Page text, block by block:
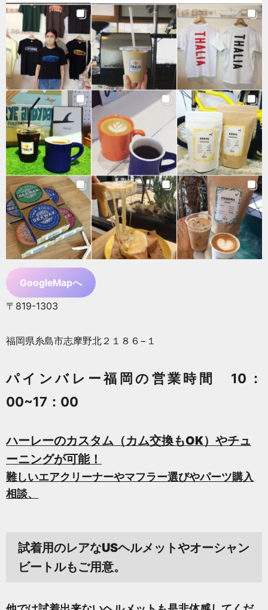
GoogleMapへ
〒819-1303
福岡県糸島市志摩野北２１８６−１
パインバレー福岡の営業時間 10：
00~17：00
ハーレーのカスタム（カム交換もOK）やチュ
ーニングが可能！
難しいエアクリーナーやマフラー選びやパーツ購入
相談、
試着用のレアなUSヘルメットやオーシャン
ビートルもご用意。